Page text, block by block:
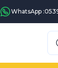
WhatsApp :